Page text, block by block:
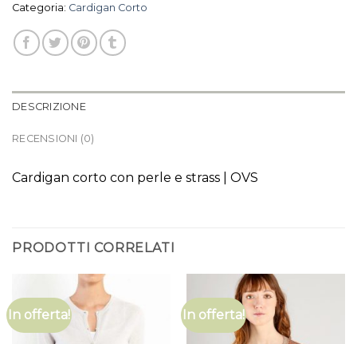
Categoria: Cardigan Corto
DESCRIZIONE
RECENSIONI (0)
Cardigan corto con perle e strass | OVS
PRODOTTI CORRELATI
In offerta! In offerta!